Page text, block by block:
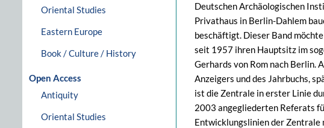
Oriental Studies
Eastern Europe
Book / Culture / History
Open Access
Antiquity
Oriental Studies
Deutschen Archäologischen
Privathaus in Berlin-Dahlem
beschäftigt. Dieser Band
seit 1957 ihren Hauptsitz im
Gerhards von Rom nach Berlin.
Anzeigers und des Jahrbuchs,
ist die Zentrale in erster Linie
2003 angegliederten Referats
Entwicklungslinien der Zentrale